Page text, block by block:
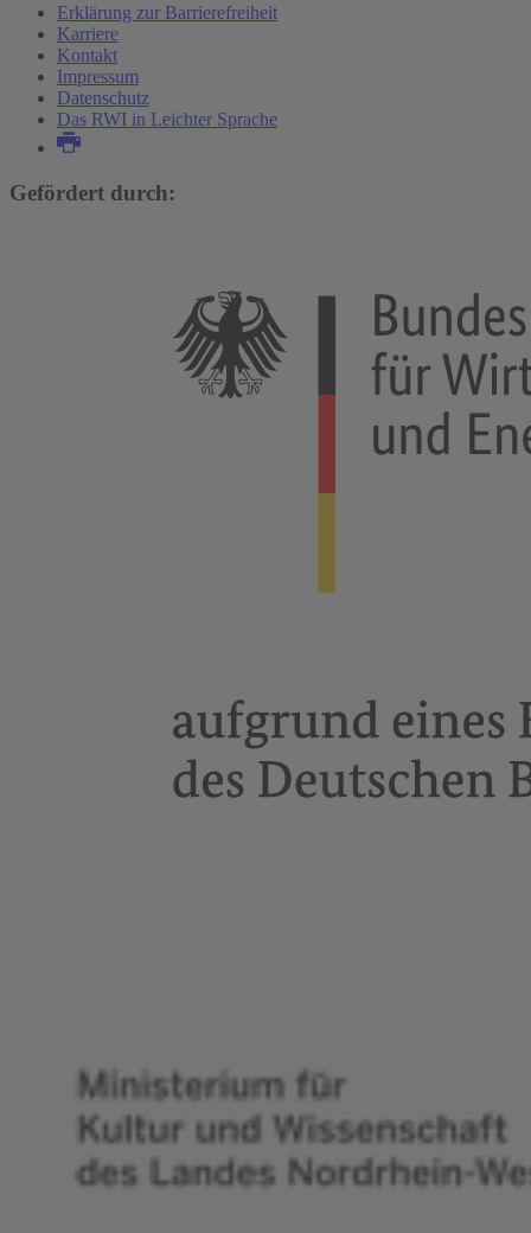
Erklärung zur Barrierefreiheit
Karriere
Kontakt
Impressum
Datenschutz
Das RWI in Leichter Sprache
Gefördert durch: